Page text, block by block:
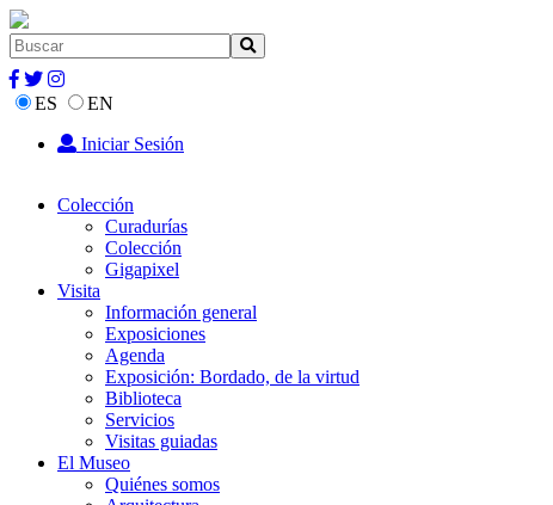
ES
EN
Iniciar Sesión
Colección
Curadurías
Colección
Gigapixel
Visita
Información general
Exposiciones
Agenda
Exposición: Bordado, de la virtud
Biblioteca
Servicios
Visitas guiadas
El Museo
Quiénes somos